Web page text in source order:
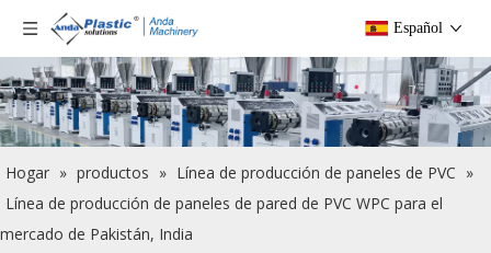
Español
Hogar » productos » Línea de producción de paneles de PVC »
Línea de producción de paneles de pared de PVC WPC para el
mercado de Pakistán, India